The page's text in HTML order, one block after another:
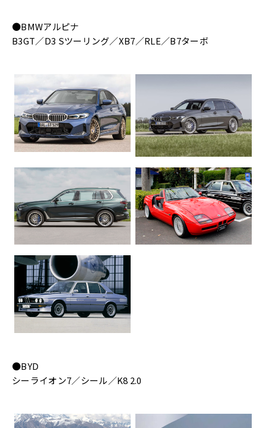
●BMWアルピナ
B3GT／D3 Sツーリング／XB7／RLE／B7ターボ
●BYD
シーライオン7／シール／K8 2.0